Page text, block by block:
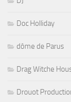
Doc Holliday
dôme de Parus
Drag Witche
Drouot